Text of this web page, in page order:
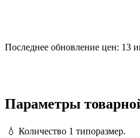
Последнее обновление цен: 13
Параметры
💧 Количество 1 типоразмер.